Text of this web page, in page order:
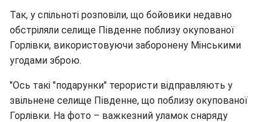
Так, у спільноті розповіли, що бойовики недавно
обстріляли селище Південне поблизу окупованої
Горлівки, використовуючи заборонену Мінськими
угодами зброю.
"Ось такі "подарунки" терористи відправляють у
звільнене селище Південне, що поблизу окупованої
Горлівки. На фото – важкезний уламок снаряду